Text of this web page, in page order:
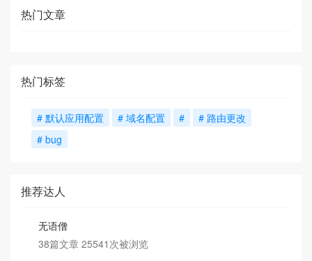
热门文章
热门标签
# 默认应用配置 # 域名配置 #
# 路由更改
# bug
推荐达人
无语僧
38篇文章 25541次被浏览